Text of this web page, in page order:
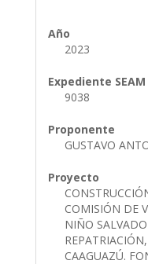
Año
2023
Expediente SEAM
9038
Proponente
GUSTAVO
Proyecto
COMISIÓN DE
NIÑO
CAAGUAZÚ.